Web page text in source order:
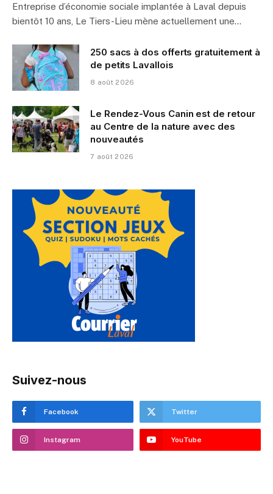
Entreprise d’économie sociale implantée à Laval depuis
bientôt 10 ans, Le Tiers-Lieu mène actuellement une…
250 sacs à dos offerts gratuitement à
de petits Lavallois
8 août 2026
Le Rendez-Vous Canin est de retour
au Centre de la nature avec des
nouveautés
7 août 2026
Suivez-nous
Facebook Twitter
Instagram YouTube